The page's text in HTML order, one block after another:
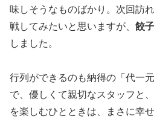
味しそうなものばかり。次回訪
戦してみたいと思いますが、 餃
しました。
行列ができるのも納得の「代一
で、優しくて親切なスタッフと
を楽しむひとときは、まさに幸